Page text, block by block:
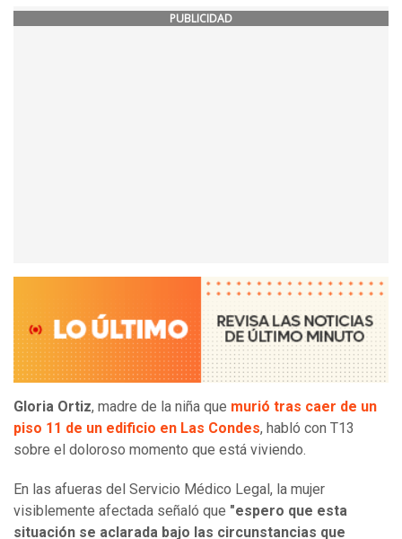
PUBLICIDAD
Gloria Ortiz, madre de la niña que murió tras caer de un
piso 11 de un edificio en Las Condes, habló con T13
sobre el doloroso momento que está viviendo.
En las afueras del Servicio Médico Legal, la mujer
visiblemente afectada señaló que "espero que esta
situación se aclarada bajo las circunstancias que